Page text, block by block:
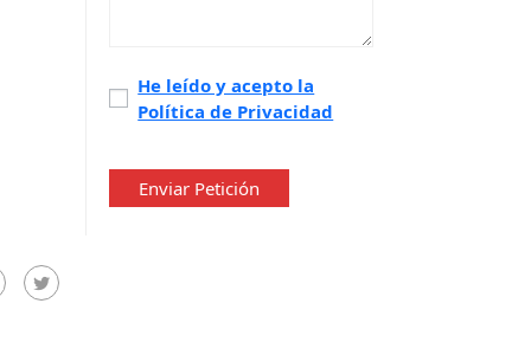
Política
de
He leído y acepto la
Política de Privacidad
Enviar Petición